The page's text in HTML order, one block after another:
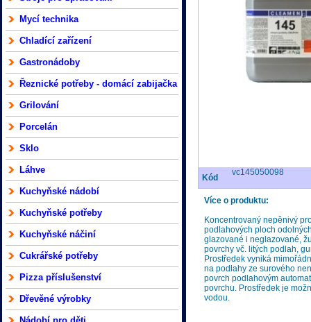
Mycí technika
Chladící zařízení
Gastronádoby
Řeznické potřeby - domácí zabijačka
Grilování
Porcelán
Sklo
Láhve
Kuchyňské nádobí
Kuchyňské potřeby
Kuchyňské náčiní
Cukrářské potřeby
Pizza příslušenství
Dřevěné výrobky
Kód
vc145050098
Více o produktu:
Koncentrovaný nepěnivý
podlahových ploch
glazované i neglazované,
povrchy vč. litých podlah,
Prostředek vyniká
na podlahy ze surového
povrch podlahovým
povrchu. Prostředek je
vodou.